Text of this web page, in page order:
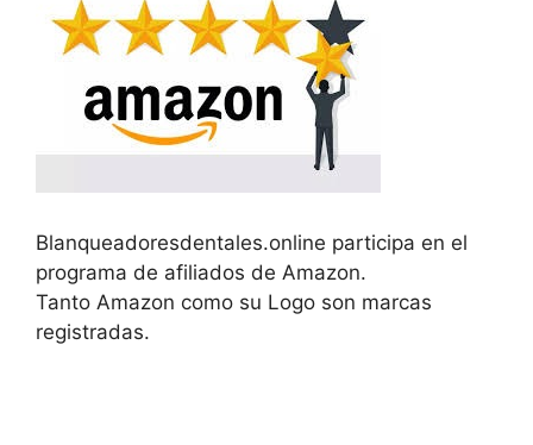
Blanqueadoresdentales.online participa en el
programa de afiliados de Amazon.
Tanto Amazon como su Logo son marcas
registradas.